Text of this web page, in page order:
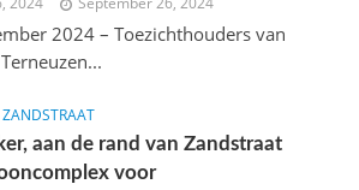
2024 – Toezichthouders van
aan de rand van Zandstraat
voor